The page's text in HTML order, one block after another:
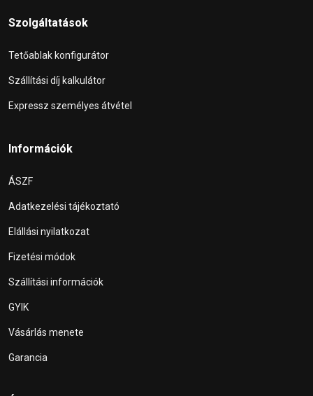
Szolgáltatások
Tetőablak konfigurátor
Szállítási díj kalkulátor
Expressz személyes átvétel
Információk
ÁSZF
Adatkezelési tájékoztató
Elállási nyilatkozat
Fizetési módok
Szállítási információk
GYIK
Vásárlás menete
Garancia